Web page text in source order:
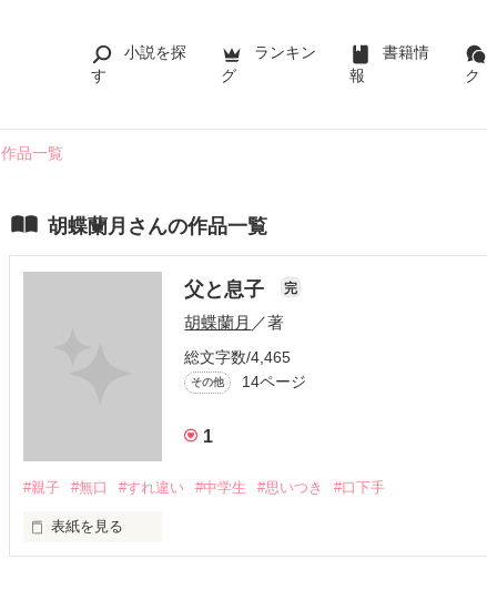
小説を探
す
ランキン
グ
書籍情
報
ク
作品一覧
胡蝶蘭月さんの作品一覧
父と息子 完
胡蝶蘭月 ／著
総文字数/4,465
その他 14ページ
1
#親子 #無口 #すれ違い #中学生 #思いつき #口下手
表紙を見る